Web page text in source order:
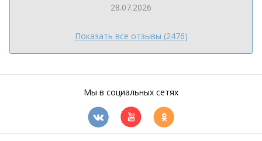
28.07.2026
Показать все отзывы (2476)
Мы в социальных сетях